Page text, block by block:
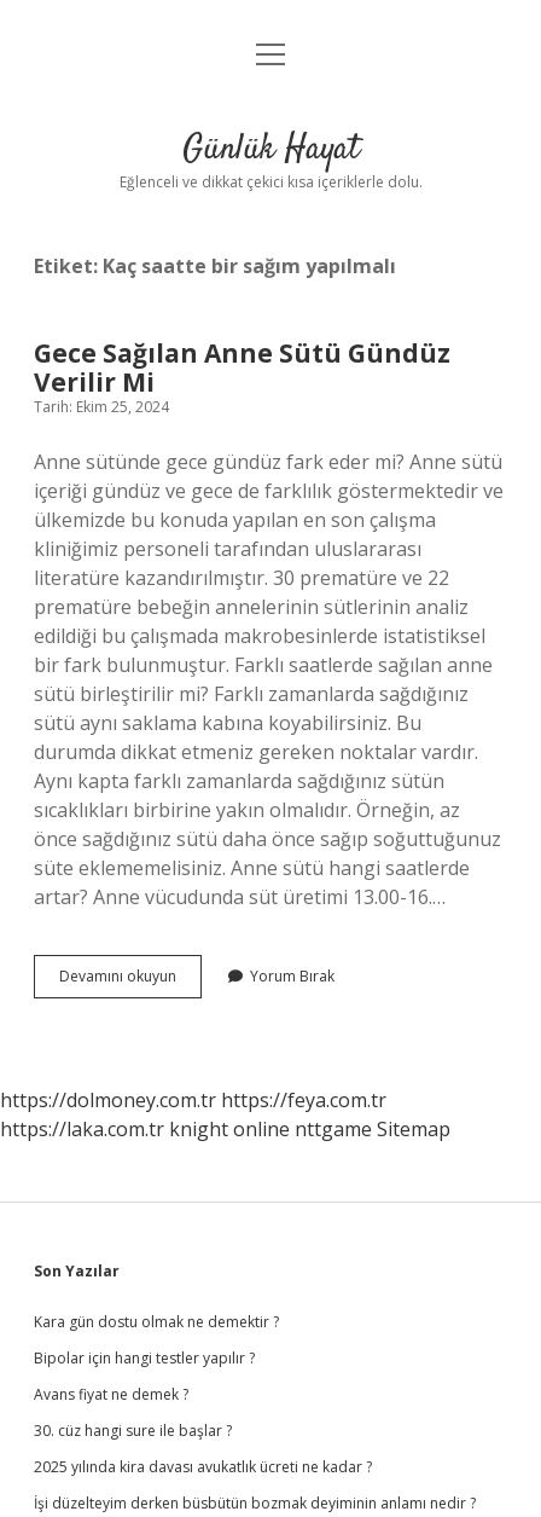
Anasayfa
Yasal Uyarı
menüyü
Günlük Hayat
Eğlenceli ve dikkat çekici kısa içeriklerle dolu.
Etiket: Kaç saatte bir sağım yapılmalı
Gece Sağılan Anne Sütü Gündüz
Verilir Mi
Tarih: Ekim 25, 2024
Anne sütünde gece gündüz fark eder mi? Anne sütü
içeriği gündüz ve gece de farklılık göstermektedir ve
ülkemizde bu konuda yapılan en son çalışma
kliniğimiz personeli tarafından uluslararası
literatüre kazandırılmıştır. 30 prematüre ve 22
prematüre bebeğin annelerinin sütlerinin analiz
edildiği bu çalışmada makrobesinlerde istatistiksel
bir fark bulunmuştur. Farklı saatlerde sağılan anne
sütü birleştirilir mi? Farklı zamanlarda sağdığınız
sütü aynı saklama kabına koyabilirsiniz. Bu
durumda dikkat etmeniz gereken noktalar vardır.
Aynı kapta farklı zamanlarda sağdığınız sütün
sıcaklıkları birbirine yakın olmalıdır. Örneğin, az
önce sağdığınız sütü daha önce sağıp soğuttuğunuz
süte eklememelisiniz. Anne sütü hangi saatlerde
artar? Anne vücudunda süt üretimi 13.00-16.…
Devamını okuyun
Sağılan
Mi
Yorum Bırak
https://dolmoney.com.tr https://feya.com.tr
https://laka.com.tr knight online nttgame Sitemap
Sidebar
Son Yazılar
Kara gün dostu olmak ne demektir ?
Bipolar için hangi testler yapılır ?
Avans fiyat ne demek ?
30. cüz hangi sure ile başlar ?
2025 yılında kira davası avukatlık ücreti ne kadar ?
İşi düzelteyim derken büsbütün bozmak deyiminin anlamı nedir ?